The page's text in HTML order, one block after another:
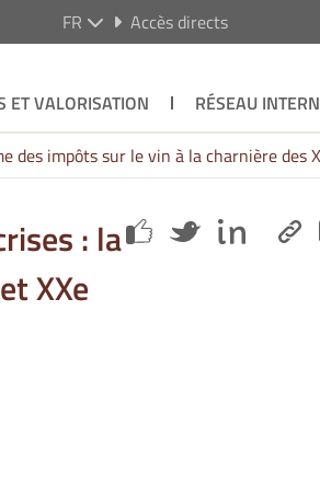
FR Accès directs
ET VALORISATION RÉSEAU
impôts sur le vin à la charnière des
: la
XXe